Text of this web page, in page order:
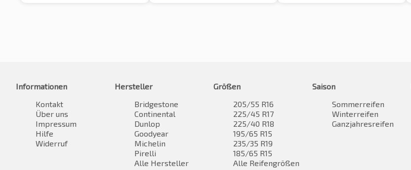
Informationen
Kontakt
Über uns
Impressum
Hilfe
Widerruf
Hersteller
Bridgestone
Continental
Dunlop
Goodyear
Michelin
Pirelli
Alle Hersteller
Größen
205/55 R16
225/45 R17
225/40 R18
195/65 R15
235/35 R19
185/65 R15
Alle Reifengrößen
Saison
Sommerreifen
Winterreifen
Ganzjahresreifen